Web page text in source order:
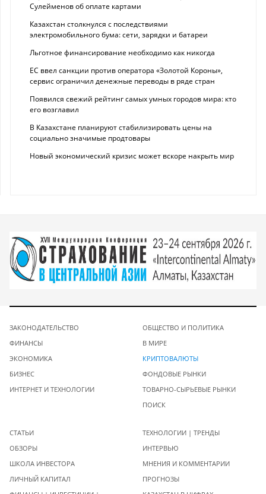
Сулейменов об оплате картами
Казахстан столкнулся с последствиями
электромобильного бума: сети, зарядки и батареи
Льготное финансирование необходимо как никогда
ЕС ввел санкции против оператора «Золотой Короны»,
сервис ограничил денежные переводы в ряде стран
Появился свежий рейтинг самых умных городов мира: кто
его возглавил
В Казахстане планируют стабилизировать цены на
социально значимые продтовары
Новый экономический кризис может вскоре накрыть мир
ЗАКОНОДАТЕЛЬСТВО
ФИНАНСЫ
ЭКОНОМИКА
БИЗНЕС
ИНТЕРНЕТ И ТЕХНОЛОГИИ
ОБЩЕСТВО И ПОЛИТИКА
В МИРЕ
КРИПТОВАЛЮТЫ
ФОНДОВЫЕ РЫНКИ
ТОВАРНО-СЫРЬЕВЫЕ РЫНКИ
ПОИСК
СТАТЬИ
ОБЗОРЫ
ШКОЛА ИНВЕСТОРА
ЛИЧНЫЙ КАПИТАЛ
ТЕХНОЛОГИИ | ТРЕНДЫ
ИНТЕРВЬЮ
МНЕНИЯ И КОММЕНТАРИИ
ПРОГНОЗЫ